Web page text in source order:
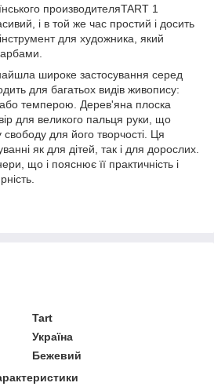
производителяTART 1
і в той же час простий і досить
для художника, який
широке застосування серед
для багатьох видів живопису:
темперою. Дерев'яна плоска
для великого пальця руки, що
для його творчості. Ця
як для дітей, так і для дорослих.
що і пояснює її практичність і
Tart
Україна
Бежевий